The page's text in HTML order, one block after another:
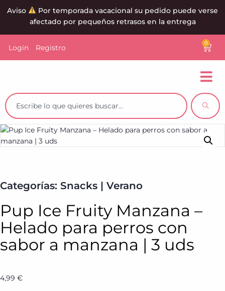
Aviso
Por temporada vacacional su pedido puede verse
afectado por pequeños retrasos en la entrega
Login Registro 0
Categorías: Snacks | Verano
Pup Ice Fruity Manzana –
Helado para perros con
sabor a manzana | 3 uds
4,99 €